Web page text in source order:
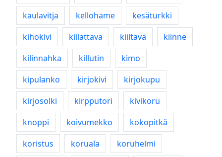
kaulavitja
kellohame
kesäturkki
kihokivi
kiilattava kiiltävä
kiinne
kilinnahka
killutin
kimo
kipulanko
kirjokivi
kirjokupu
kirjosolki
kirpputori
kivikoru
knoppi
koivumekko
kokopitkä
koristus
koruala
koruhelmi